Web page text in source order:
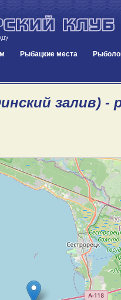
Рыбацкие места
залив) -